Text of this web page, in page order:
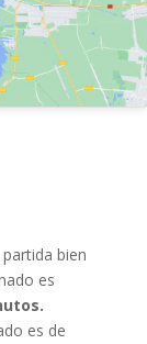
bien
es
es de